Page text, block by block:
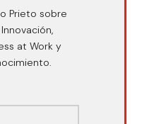
Prieto sobre
at Work y